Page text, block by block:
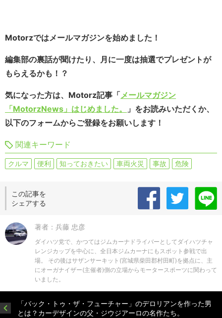
Motorzではメールマガジンを始めました！
編集部の裏話が聞けたり、月に一度は抽選でプレゼントが
もらえるかも！？
気になった方は、Motorz記事「メールマガジン
「MotorzNews」はじめました。
」をお読みいただくか、
以下のフォームからご登録をお願いします！
関連キーワード
クルマ 便利 知っておきたい 車両火災 事故 危険
この記事を
シェアする
著者：兵藤 忠彦
ダイハツ党で、かつてはジムカーナドライバーとしてダイハツチャ
レンジカップを中心に、全日本ジムカーナにもスポット参戦で出
場。 その後はサザンサーキット(宮城県柴田郡村田町)を拠点に、主
にオーガナイザー(主催者)側の立場からモータースポーツに関わって
いました。
「バック・トゥ・ザ・フューチャー」のデロリアンを作った男
とは？カーデザインの父・ジウジアーロの名作たち。